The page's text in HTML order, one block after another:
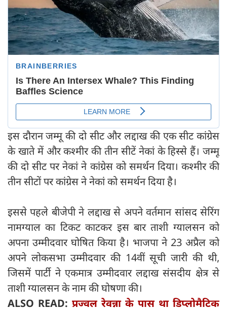
इस दौरान जम्मू की दो सीट और लद्दाख की एक सीट कांग्रेस
के खाते में और कश्मीर की तीन सीटें नेकां के हिस्से हैं। जम्मू
की दो सीट पर नेकां ने कांग्रेस को समर्थन दिया। कश्मीर की
तीन सीटों पर कांग्रेस ने नेकां को समर्थन दिया है।
इससे पहले बीजेपी ने लद्दाख से अपने वर्तमान सांसद सेरिंग
नामग्याल का टिकट काटकर इस बार ताशी ग्यालसन को
अपना उम्मीदवार घोषित किया है। भाजपा ने 23 अप्रैल को
अपने लोकसभा उम्मीदवार की 14वीं सूची जारी की थी,
जिसमें पार्टी ने एकमात्र उम्मीदवार लद्दाख संसदीय क्षेत्र से
ताशी ग्यालसन के नाम की घोषणा की।
ALSO READ: प्रज्वल रेवन्ना के पास था डिप्लोमैटिक